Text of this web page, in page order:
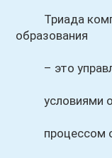
Триада
образования
– это
условиями
процессом